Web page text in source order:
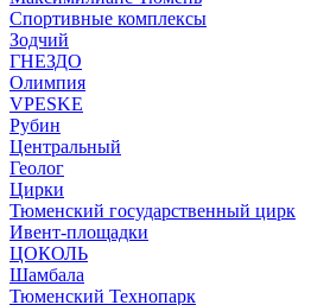
Спортивные комплексы
Зодчий
ГНЕЗДО
Олимпия
VPESKE
Рубин
Центральный
Геолог
Цирки
Тюменский государственный цирк
Ивент-площадки
ЦОКОЛЬ
Шамбала
Тюменский Технопарк